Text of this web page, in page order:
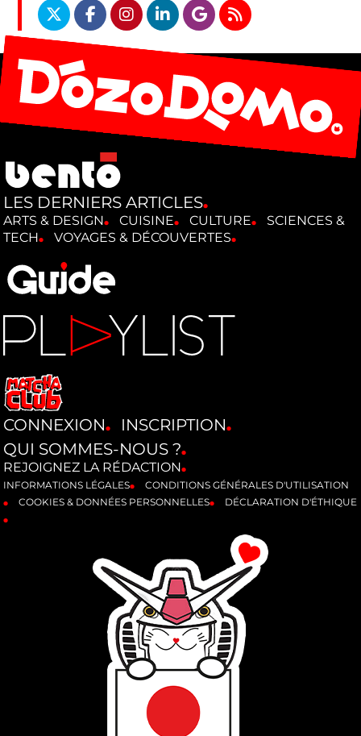
LES DERNIERS ARTICLES
ARTS & DESIGN CUISINE CULTURE
SCIENCES &
TECH
VOYAGES & DÉCOUVERTES
CONNEXION
INSCRIPTION
QUI SOMMES-NOUS ?
REJOIGNEZ LA RÉDACTION
INFORMATIONS LÉGALES
CONDITIONS GÉNÉRALES D'UTILISATION
COOKIES & DONNÉES PERSONNELLES
DÉCLARATION D'ÉTHIQUE